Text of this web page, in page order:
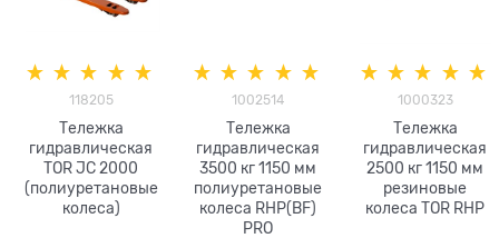
118205
Тележка
гидравлическая
TOR JC 2000
(полиуретановые
колеса)
1002514
Тележка
гидравлическая
3500 кг 1150 мм
полиуретановые
колеса RHP(BF)
PRO
1000323
Тележка
гидравлическая
2500 кг 1150 мм
резиновые
колеса TOR RHP